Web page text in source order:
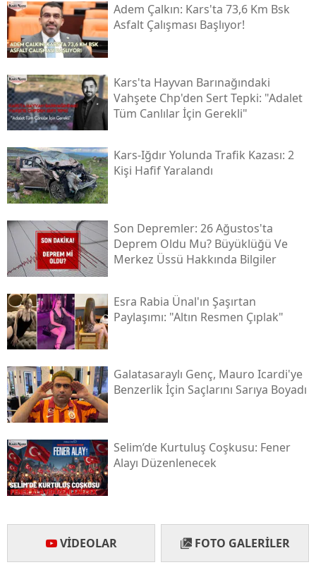
Trabzon
Uşak
Yozgat
Bayburt
Kırıkkale
Bartın
Iğdır
Kilis
Osmaniye
Adem Çalkın: Kars'ta 73,6 Km Bsk
Asfalt Çalışması Başlıyor!
Kars'ta Hayvan Barınağındaki
Vahşete Chp'den Sert Tepki: "adalet
Tüm Canlılar İçin Gerekli"
Kars-Iğdır Yolunda Trafik Kazası: 2
Kişi Hafif Yaralandı
Son Depremler: 26 Ağustos'ta
Deprem Oldu Mu? Büyüklüğü Ve
Merkez Üssü Hakkında Bilgiler
Esra Rabia Ünal'ın Şaşırtan
Paylaşımı: "altın Resmen Çıplak"
Galatasaraylı Genç, Mauro Icardi'ye
Benzerlik İçin Saçlarını Sarıya Boyadı
Selim’de Kurtuluş Coşkusu: Fener
Alayı Düzenlenecek
VIDEOLAR FOTO GALERILER